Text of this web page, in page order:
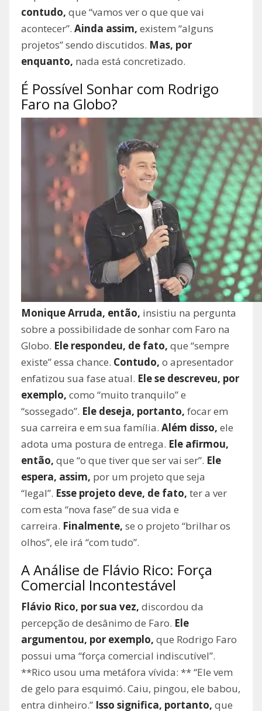
contudo, que “vamos ver o que que vai
acontecer”. Ainda assim, existem “alguns
projetos” sendo discutidos. Mas, por
enquanto, nada está concretizado.
É Possível Sonhar com Rodrigo
Faro na Globo?
Monique Arruda, então, insistiu na pergunta
sobre a possibilidade de sonhar com Faro na
Globo. Ele respondeu, de fato, que “sempre
existe” essa chance. Contudo, o apresentador
enfatizou sua fase atual. Ele se descreveu, por
exemplo, como “muito tranquilo” e
“sossegado”. Ele deseja, portanto, focar em
sua carreira e em sua família. Além disso, ele
adota uma postura de entrega. Ele afirmou,
então, que “o que tiver que ser vai ser”. Ele
espera, assim, por um projeto que seja
“legal”. Esse projeto deve, de fato, ter a ver
com esta “nova fase” de sua vida e
carreira. Finalmente, se o projeto “brilhar os
olhos”, ele irá “com tudo”.
A Análise de Flávio Rico: Força
Comercial Incontestável
Flávio Rico, por sua vez, discordou da
percepção de desânimo de Faro. Ele
argumentou, por exemplo, que Rodrigo Faro
possui uma “força comercial indiscutível”.
**Rico usou uma metáfora vívida: ** “Ele vem
de gelo para esquimó. Caiu, pingou, ele babou,
entra dinheiro.” Isso significa, portanto, que